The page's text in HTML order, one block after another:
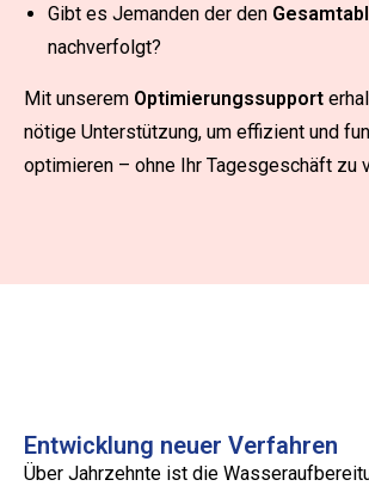
Gibt es Jemanden der den
nachverfolgt?
Mit unserem Optimierungssupport
nötige Unterstützung, um effizient und
optimieren – ohne Ihr Tagesgeschäft zu
Entwicklung neuer Verfahren
Über Jahrzehnte ist die